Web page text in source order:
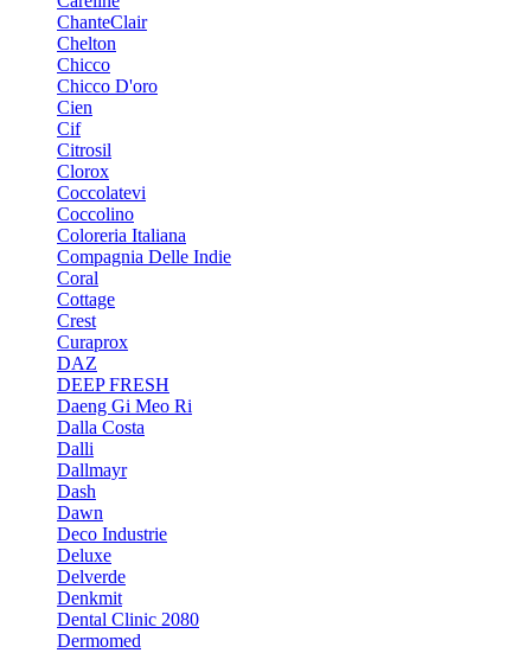
ChanteСlair
Chelton
Chicco
Chicco D'oro
Cien
Cif
Citrosil
Clorox
Coccolatevi
Coccolino
Coloreria Italiana
Compagnia Delle Indie
Coral
Cottage
Crest
Curaprox
DAZ
DEEP FRESH
Daeng Gi Meo Ri
Dalla Costa
Dalli
Dallmayr
Dash
Dawn
Deco Industrie
Deluxe
Delverde
Denkmit
Dental Clinic 2080
Dermomed